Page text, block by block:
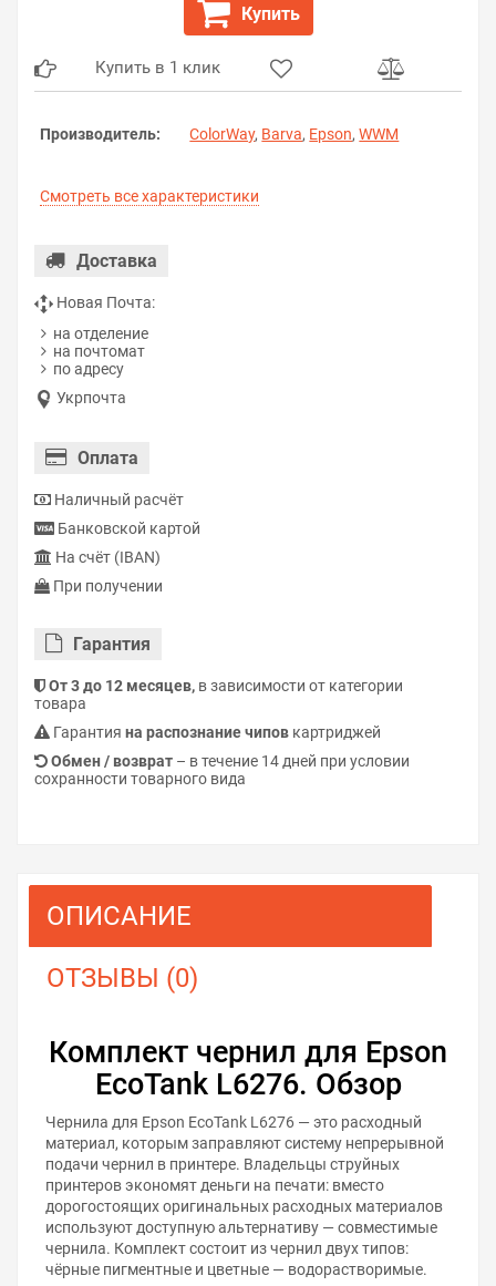
Купить
Купить в 1 клик
Производитель: ColorWay, Barva, Epson,WWM
Смотреть все характеристики
Доставка
Новая Почта:
на отделение
на почтомат
по адресу
Укрпочта
Оплата
Наличный расчёт
Банковской картой
На счёт (IBAN)
При получении
Гарантия
От 3 до 12 месяцев, в зависимости от категории
товара
Гарантия на распознание чипов картриджей
Обмен / возврат – в течение 14 дней при условии
сохранности товарного вида
ОПИСАНИЕ
ОТЗЫВЫ (0)
Комплект чернил для Epson
EcoTank L6276. Обзор
Чернила для Epson EcoTank L6276 — это расходный
материал, которым заправляют систему непрерывной
подачи чернил в принтере. Владельцы струйных
принтеров экономят деньги на печати: вместо
дорогостоящих оригинальных расходных материалов
используют доступную альтернативу — совместимые
чернила. Комплект состоит из чернил двух типов:
чёрные пигментные и цветные — водорастворимые.